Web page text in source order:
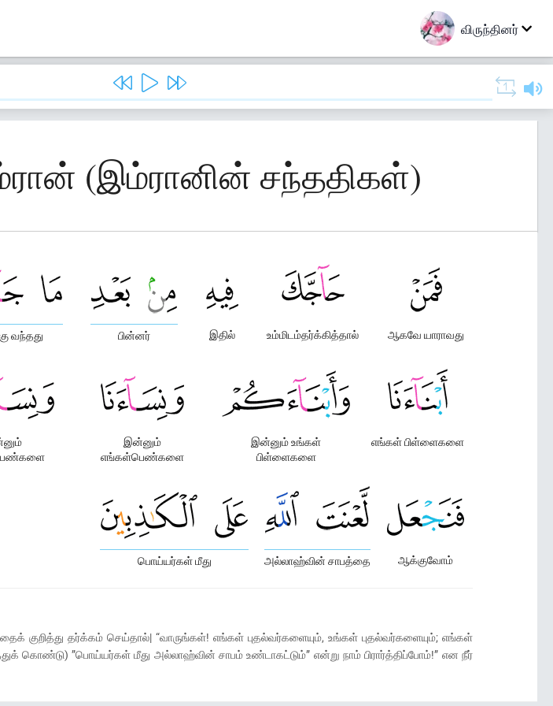
விருந்தினர்
(இம்ரானின் சந்ததிகள்)
ஆகவே யாராவது
உம்மிடம்தர்க்கித்தால்
இதில்
பின்னர்
வந்தது
எங்கள் பிள்ளைகளை
இன்னும் உங்கள்
பிள்ளைகளை
இன்னும்
எங்கள்பெண்களை
ஆக்குவோம்
அல்லாஹ்வின் சாபத்தை
பொய்யர்கள் மீது
இதைக் குறித்து தர்க்கம் செய்தால்| “வாருங்கள்! எங்கள் புதல்வர்களையும், உங்கள் புதல்வர்களையும்; எங்கள்
கொண்டு) ”பொய்யர்கள் மீது அல்லாஹ்வின் சாபம் உண்டாகட்டும்” என்று நாம் பிரார்த்திப்போம்!” என நீர்